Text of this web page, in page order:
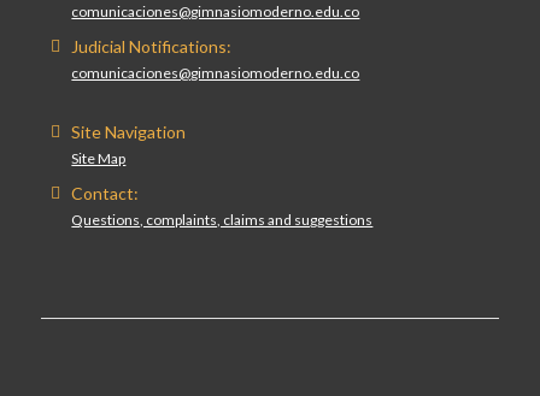
comunicaciones@gimnasiomoderno.edu.co
Judicial Notifications:
comunicaciones@gimnasiomoderno.edu.co
Site Navigation
Site Map
Contact:
Questions, complaints, claims and suggestions